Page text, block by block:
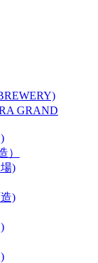
GRAND
）
)
)